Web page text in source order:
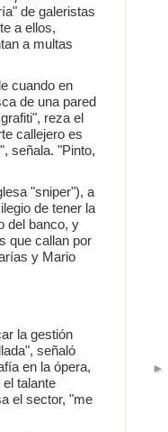
de galeristas
a ellos,
a multas
cuando en
de una pared
reza el
callejero es
señala. "Pinto,
"sniper"), a
de tener la
del banco, y
que callan por
y Mario
la gestión
señaló
en la ópera,
talante
el sector, "me
►